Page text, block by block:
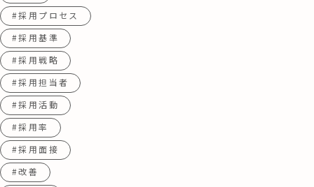
#採用プロセス
#採用基準
#採用戦略
#採用担当者
#採用活動
#採用率
#採用面接
#改善